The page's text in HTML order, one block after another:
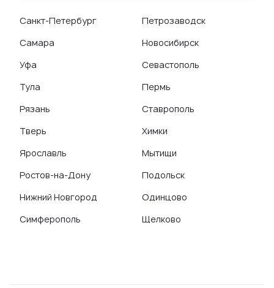
Санкт-Петербург
Самара
Уфа
Тула
Рязань
Тверь
Ярославль
Ростов-на-Дону
Нижний Новгород
Симферополь
Петрозаводск
Новосибирск
Севастополь
Пермь
Ставрополь
Химки
Мытищи
Подольск
Одинцово
Щелково